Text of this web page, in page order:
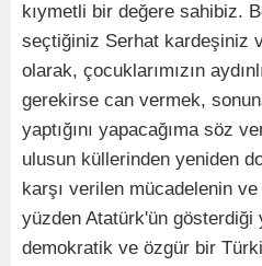
kıymetli bir değere sahibiz.
seçtiğiniz Serhat kardeşiniz
olarak, çocuklarımızın
gerekirse can vermek,
yaptığını yapacağıma söz
ulusun küllerinden yeniden
karşı verilen mücadelenin ve
yüzden Atatürk'ün gösterdiği
demokratik ve özgür bir